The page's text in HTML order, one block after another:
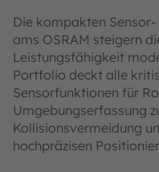
Die kompakten
ams OSRAM steigern
Leistungsfähigkeit
Portfolio deckt alle
Sensorfunktionen für
Umgebungserfassung
Kollisionsvermeidung
hochpräzisen